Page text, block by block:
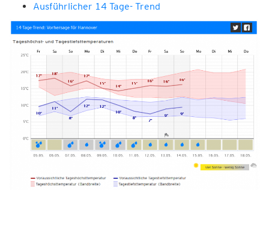
Ausführlicher 14 Tage- Trend